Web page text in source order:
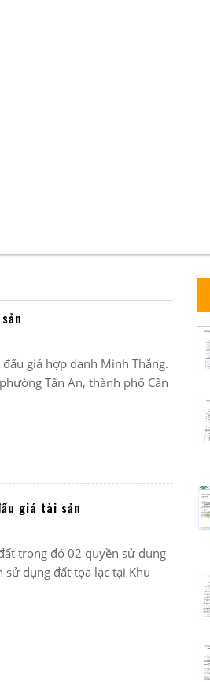
giá hợp danh Minh Thắng.
Tân An, thành phố Cần
giá tài sản
trong đó 02 quyền sử dụng
dụng đất tọa lạc tại Khu